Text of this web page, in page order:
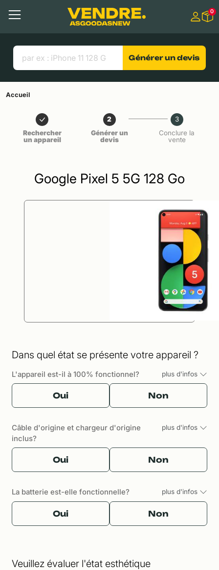
Contenu principal
Menu
Liens utiles
0
Générer un devis
Accueil
Rechercher
un appareil
2
Générer un
devis
3
Conclure la
vente
Google Pixel 5 5G 128 Go
Dans quel état se présente votre appareil ?
L'appareil est-il à 100% fonctionnel? plus d'infos
Oui Non
Câble d'origine et chargeur d'origine
inclus?
plus d'infos
Oui Non
La batterie est-elle fonctionnelle? plus d'infos
Oui Non
Veuillez évaluer l'état esthétique